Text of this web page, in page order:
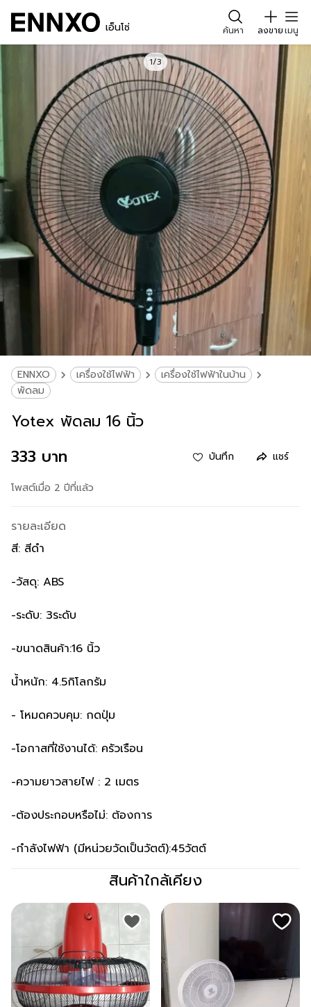
เอ็นโซ่ ค้นหา ลงขายเมนู
1/3
ENNXO เครื่องใช้ไฟฟ้า
เครื่องใช้ไฟฟ้าในบ้าน
พัดลม
Yotex พัดลม 16 นิ้ว
333 บาท
บันทึก แชร์
โพสต์เมื่อ 2 ปีที่แล้ว
รายละเอียด
สี: สีดำ
-วัสดุ: ABS
-ระดับ: 3ระดับ
-ขนาดสินค้า:16 นิ้ว
น้ำหนัก: 4.5กิโลกรัม
- โหมดควบคุม: กดปุ่ม
-โอกาสที่ใช้งานได้: ครัวเรือน
-ความยาวสายไฟ : 2 เมตร
-ต้องประกอบหรือไม่: ต้องการ
-กำลังไฟฟ้า (มีหน่วยวัดเป็นวัตต์):45วัตต์
สินค้าใกล้เคียง